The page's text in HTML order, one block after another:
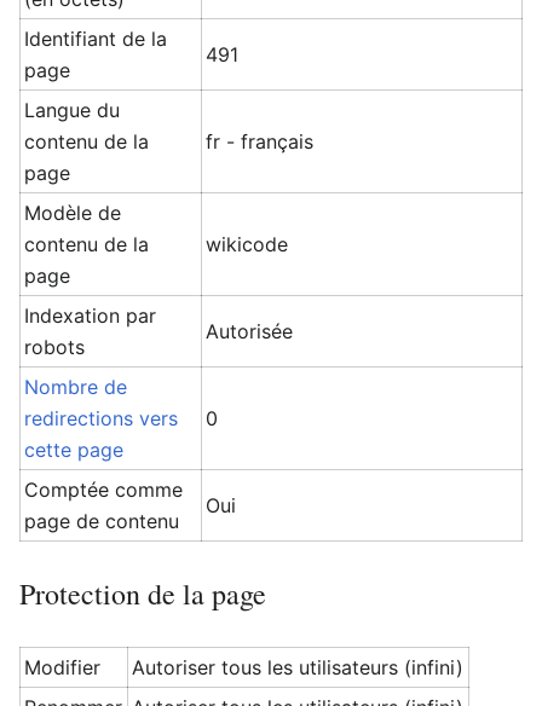
Identifiant de la
page
491
Langue du
contenu de la
page
fr - français
Modèle de
contenu de la
page
wikicode
Indexation par
robots
Autorisée
Nombre de
redirections vers
cette page
0
Comptée comme
page de contenu
Oui
Protection de la page
Modifier
Autoriser tous les utilisateurs (infini)